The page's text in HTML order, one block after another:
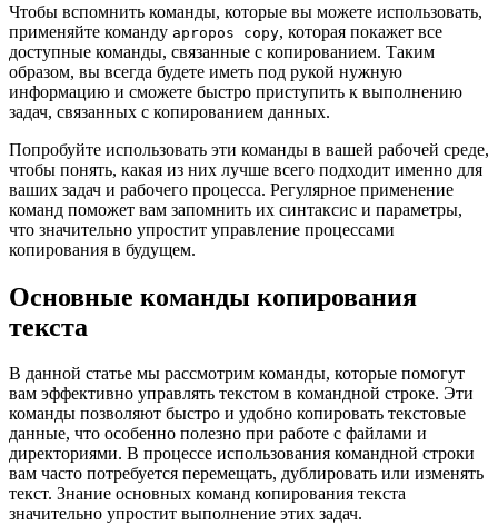
Чтобы вспомнить команды, которые вы можете использовать,
применяйте команду apropos copy, которая покажет все
доступные команды, связанные с копированием. Таким
образом, вы всегда будете иметь под рукой нужную
информацию и сможете быстро приступить к выполнению
задач, связанных с копированием данных.
Попробуйте использовать эти команды в вашей рабочей среде,
чтобы понять, какая из них лучше всего подходит именно для
ваших задач и рабочего процесса. Регулярное применение
команд поможет вам запомнить их синтаксис и параметры,
что значительно упростит управление процессами
копирования в будущем.
Основные команды копирования
текста
В данной статье мы рассмотрим команды, которые помогут
вам эффективно управлять текстом в командной строке. Эти
команды позволяют быстро и удобно копировать текстовые
данные, что особенно полезно при работе с файлами и
директориями. В процессе использования командной строки
вам часто потребуется перемещать, дублировать или изменять
текст. Знание основных команд копирования текста
значительно упростит выполнение этих задач.